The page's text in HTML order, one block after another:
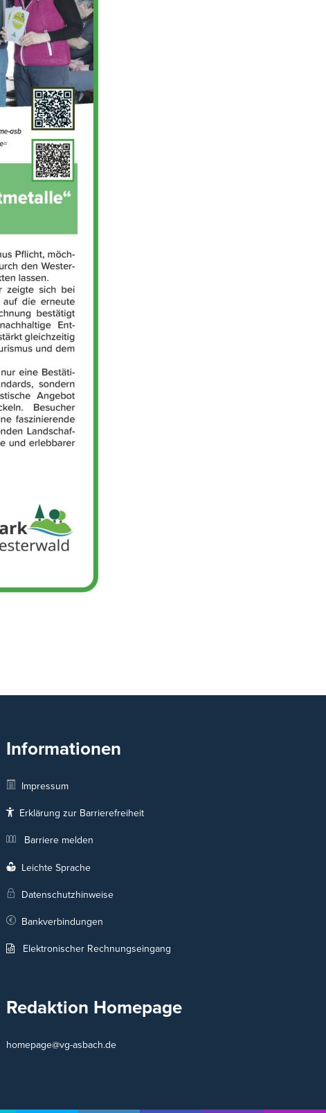
Informationen
Impressum
Erklärung zur Barrierefreiheit
Barriere melden
Leichte Sprache
Datenschutzhinweise
Bankverbindungen
Elektronischer Rechnungseingang
Redaktion Homepage
homepage@vg-asbach.de